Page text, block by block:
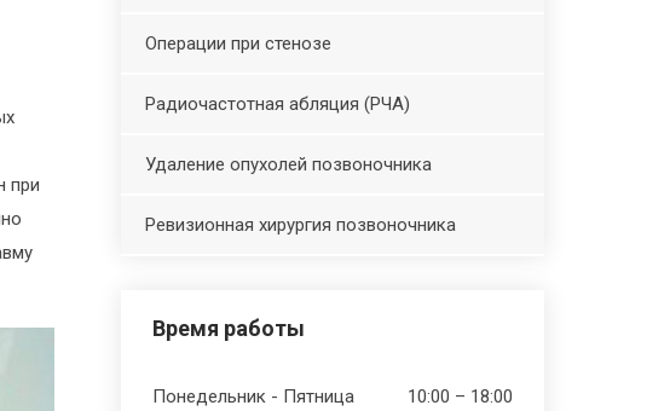
при
Операции при стенозе
Радиочастотная абляция (РЧА)
Удаление опухолей позвоночника
Ревизионная хирургия позвоночника
Время работы
Понедельник - Пятница 10:00 – 18:00